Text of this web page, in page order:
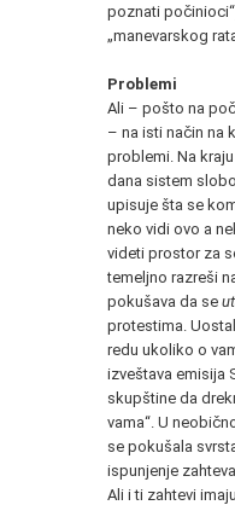
poznati
„manevarskog
Problemi
Ali – pošto na
– na isti način na
problemi. Na
dana sistem
upisuje šta se
neko vidi ovo a
videti prostor za
temeljno razreši
pokušava da se
protestima.
redu ukoliko o
izveštava emisija
skupštine da
vama“. U
se pokušala
ispunjenje
Ali i ti zahtevi